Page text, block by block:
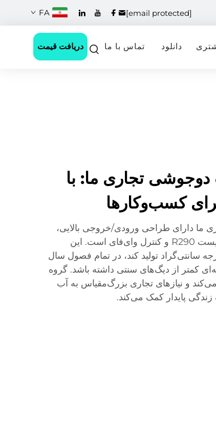
[email protected]
FA
دانلود تماس با ما دریافت قیمت
دوجوشی تجاری ما: با
کسب‌وکارها
ما دارای طراحی ورودی/خروجی بالایی،
گاز خنک‌کننده سازگار با محیط زیست R290 و کنترل وای‌فای است. این
می‌تواند آب گرم تا 75 درجه سانتی‌گراد تولید کند، در تمام فصول سال
کمتر از دیگ‌های سنتی داشته باشد. گروه
می‌کند و نیازهای تجاری بزرگ‌مقیاس به آب
پایدار کمک می‌کند.